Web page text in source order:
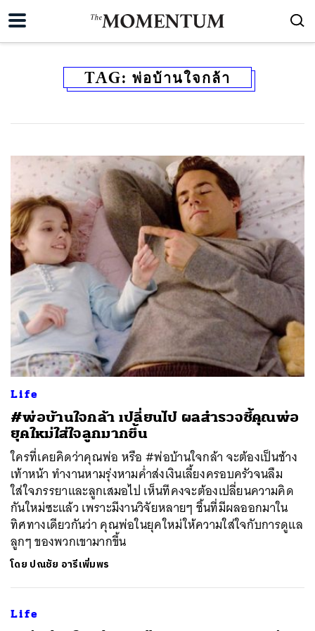
TAG: พ่อบ้านใจกล้า
Life
#พ่อบ้านใจกล้า เปลี่ยนไป ผลสำรวจชี้คุณพ่อ
ยุคใหม่ใส่ใจลูกมากขึ้น
ใครที่เคยคิดว่าคุณพ่อ หรือ #พ่อบ้านใจกล้า จะต้องเป็นช้าง
เท้าหน้า ทำงานหามรุ่งหามค่ำส่งเงินเลี้ยงครอบครัวจนลืม
ใส่ใจภรรยาและลูกเสมอไป เห็นทีคงจะต้องเปลี่ยนความคิด
กันใหม่ซะแล้ว เพราะมีงานวิจัยหลายๆ ชิ้นที่มีผลออกมาใน
ทิศทางเดียวกันว่า คุณพ่อในยุคใหม่ให้ความใส่ใจกับการดูแล
ลูกๆ ของพวกเขามากขึ้น
โดย ปณชัย อารีเพิ่มพร
Life
SHARE TWEET LINE EMAIL